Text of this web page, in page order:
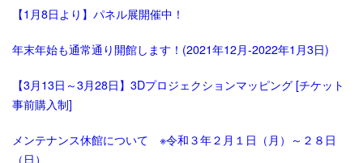
【1月8日より】パネル展開催中！
年末年始も通常通り開館します！(2021年12月-2022年1月3日)
【3月13日～3月28日】3Dプロジェクションマッピング [チケット
事前購入制]
メンテナンス休館について ※令和３年２月１日（月）～２８日
（日）